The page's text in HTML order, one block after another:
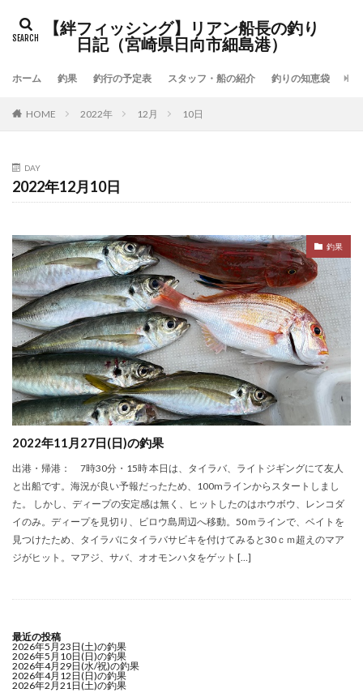
【絆フィッシング】リアン船長の釣り
日記（宮崎県日向市細島港）
ホーム 釣果 釣行の予定表 スタッフ・船の紹介 釣りの知恵袋 「
HOME 2022年 12月 10日
DAY
2022年12月10日
釣果
2022年11月27日(日)の釣果
出港・帰港： 7時30分・15時 本日は、タイラバ、ライトジギングにて友人
と出船です。海況が良い予報だったため、100mラインからスタートしまし
た。 しかし、ディープの安定感は無く、ヒットしたのはホウボウ、レンコダ
イのみ。ディープを見切り、ビロウ島周辺へ移動。50ｍラインで、ベイトを
見つけたため、タイラバにタイラバサビキを付けてみると30ｃｍ超えのマア
ジがヒット。マアジ、サバ、オオモンハタをゲット […]
最近の投稿
2026年5月23日(土)の釣果
2026年5月10日(日)の釣果
2026年4月29日(水/祝)の釣果
2026年4月12日(日)の釣果
2026年2月21日(土)の釣果
検索